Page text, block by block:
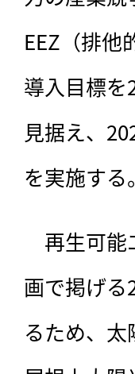
EEZ（排他
導入目標を
見据え、
を実施する。
再生可能
画で掲げ
るため、